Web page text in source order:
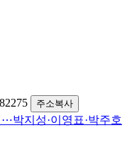
주소복사
박지성·이영표·박주호